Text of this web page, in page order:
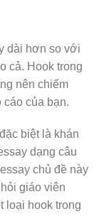
dài hơn so với
cả. Hook trong
nên chiếm
cáo của bạn.
biệt là khán
dạng câu
chủ đề này
giáo viên
loại hook trong